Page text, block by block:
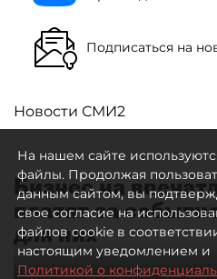
Подписаться на
Новости СМИ2
Бизнес на
платят за
для них
На нашем сайте
файлы. Продолжая
данным сайтом, вы
свое согласие на
файлов cookie в
настоящим уведомлением и
Политикой о